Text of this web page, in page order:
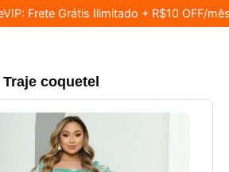
Frete Grátis Ilimitado + R$10 OFF/
Traje coquetel